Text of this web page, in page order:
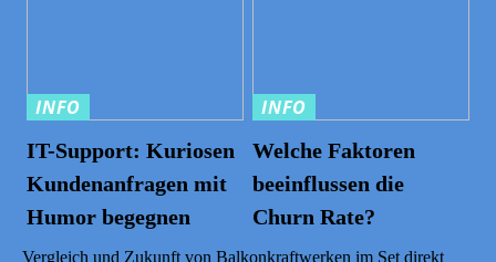
INFO
IT-Support: Kuriosen
Kundenanfragen mit
Humor begegnen
INFO
Welche Faktoren
beeinflussen die
Churn Rate?
Vergleich und Zukunft von Balkonkraftwerken im Set direkt